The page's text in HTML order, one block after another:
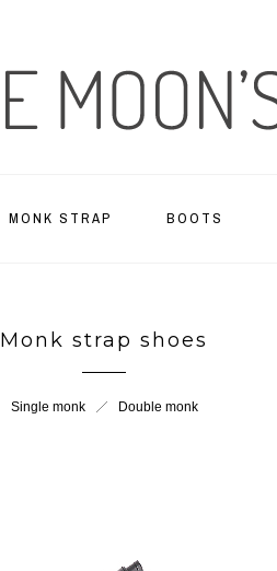
MONK STRAP BOOTS
Monk strap shoes
Single monk Double monk